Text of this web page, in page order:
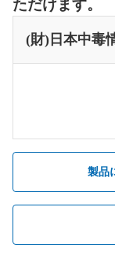
ただけます。
(財)日本中毒
製品